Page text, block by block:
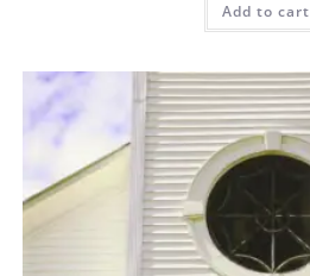
Add to cart